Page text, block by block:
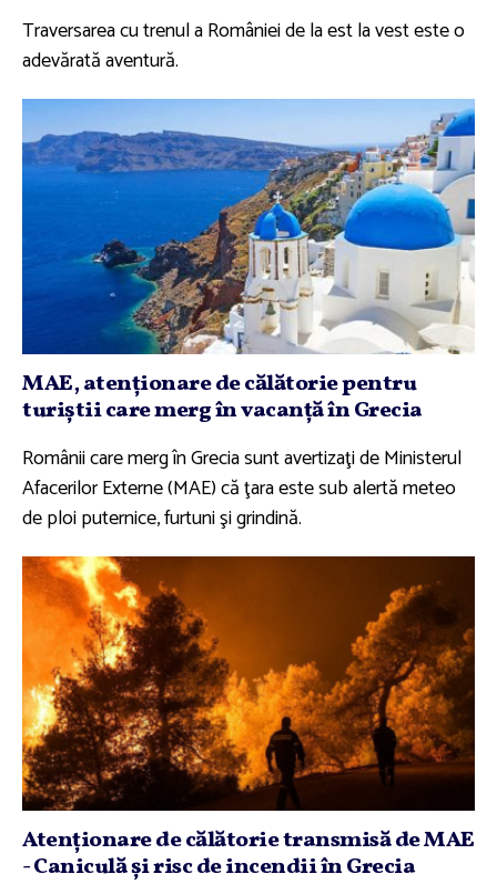
Traversarea cu trenul a României de la est la vest este o
adevărată aventură.
MAE, atenţionare de călătorie pentru
turiştii care merg în vacanţă în Grecia
Românii care merg în Grecia sunt avertizaţi de Ministerul
Afacerilor Externe (MAE) că ţara este sub alertă meteo
de ploi puternice, furtuni şi grindină.
Atenţionare de călătorie transmisă de MAE
- Caniculă şi risc de incendii în Grecia